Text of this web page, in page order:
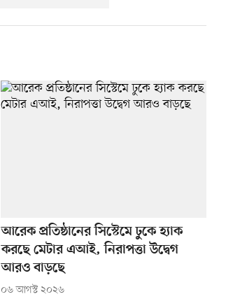
আরেক প্রতিষ্ঠানের সিস্টেমে ঢুকে হ্যাক
করছে মেটার এআই, নিরাপত্তা উদ্বেগ
আরও বাড়ছে
০৬ আগস্ট ২০২৬